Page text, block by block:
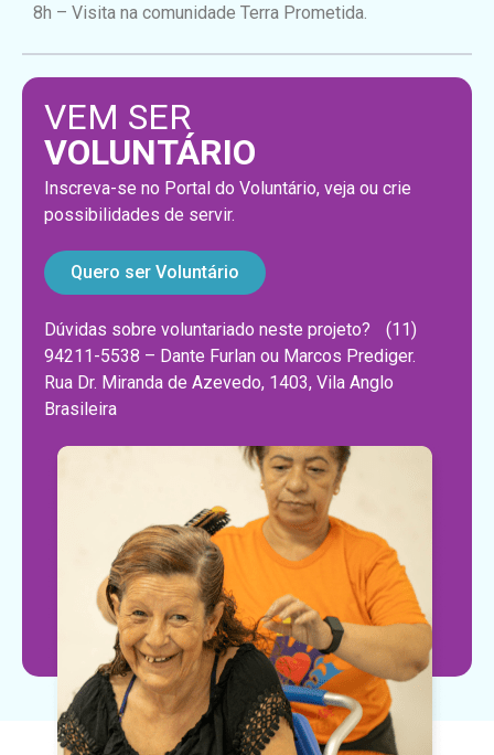
8h – Visita na comunidade Terra Prometida.
VEM SER
VOLUNTÁRIO
Inscreva-se no Portal do Voluntário, veja ou crie
possibilidades de servir.
Quero ser Voluntário
Dúvidas sobre voluntariado neste projeto? (11)
94211-5538 – Dante Furlan ou Marcos Prediger.
Rua Dr. Miranda de Azevedo, 1403, Vila Anglo
Brasileira